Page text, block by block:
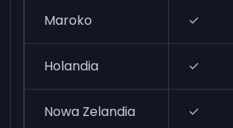
Maroko ✓
Holandia ✓
Nowa Zelandia ✓